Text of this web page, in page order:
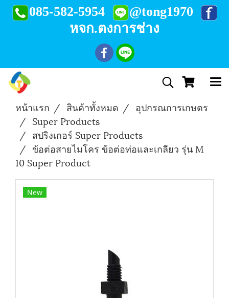
085-582-5954
@tong1970
หจก.ตงการช่าง
หน้าแรก สินค้าทั้งหมด
อุปกรณการเกษตร
Super Products
สปริงเกอร์ Super Products
ข้อต่อสายไมโคร ข้อต่อท่อและเกลียว รุ่น M
10 Super Product
New